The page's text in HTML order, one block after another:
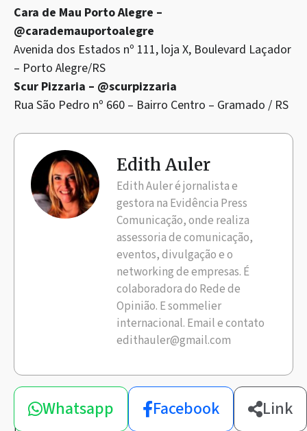
Cara de Mau Porto Alegre –
@carademauportoalegre
Avenida dos Estados nº 111, loja X, Boulevard Laçador
– Porto Alegre/RS
Scur Pizzaria – @scurpizzaria
Rua São Pedro nº 660 – Bairro Centro – Gramado / RS
Edith Auler
Edith Auler é jornalista e
gestora na Evidência Press
Comunicação, onde realiza
assessoria de comunicação,
eventos, divulgação e o
networking de empresas. É
colaboradora do Rede de
Opinião. E sommelier
internacional. Email e contato
edithauler@gmail.com
Compartilhe
esta
notícia
Whatsapp Facebook Link